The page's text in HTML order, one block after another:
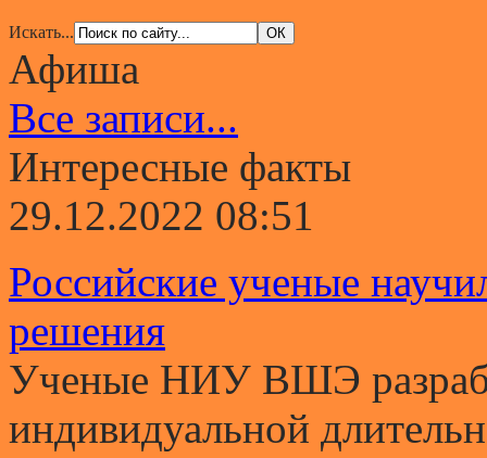
Искать...
Афиша
Все записи...
Интересные факты
29.12.2022 08:51
Российские ученые
решения
Ученые НИУ ВШЭ
индивидуальной